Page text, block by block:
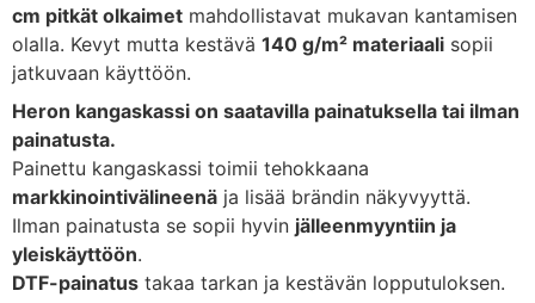
cm pitkät olkaimet mahdollistavat mukavan kantamisen
olalla. Kevyt mutta kestävä 140 g/m² materiaali sopii
jatkuvaan käyttöön.
Heron kangaskassi on saatavilla painatuksella tai ilman
painatusta.
Painettu kangaskassi toimii tehokkaana
markkinointivälineenä ja lisää brändin näkyvyyttä.
Ilman painatusta se sopii hyvin jälleenmyyntiin ja
yleiskäyttöön.
DTF-painatus takaa tarkan ja kestävän lopputuloksen.